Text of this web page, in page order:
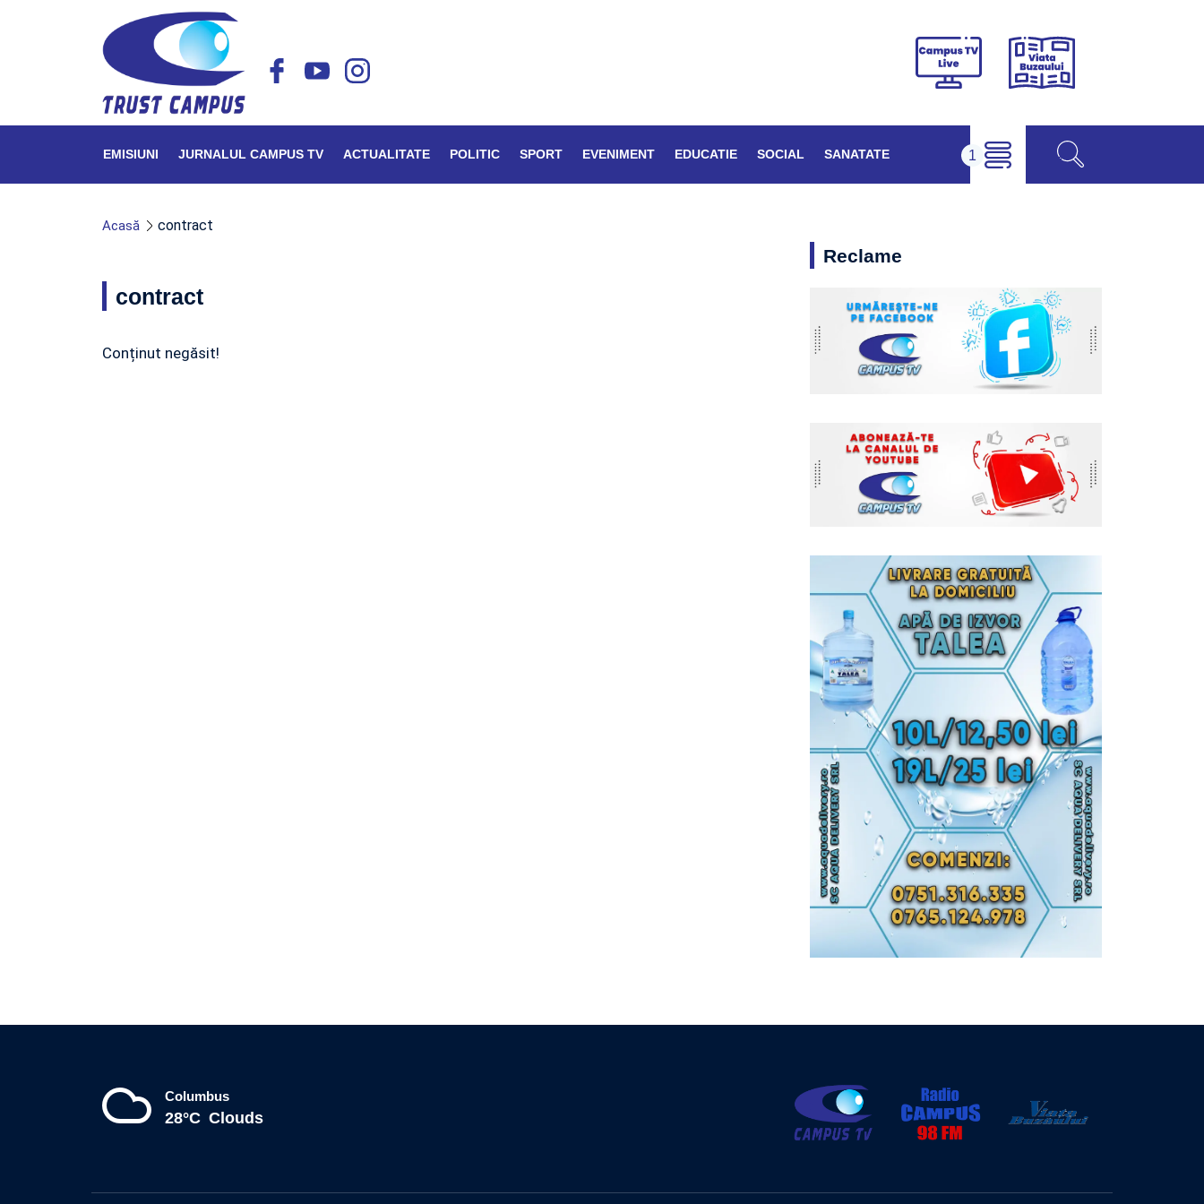
Campus
Viața
EMISIUNI JURNALUL CAMPUS TV ACTUALITATE POLITIC SPORT EVENIMENT EDUCATIE SOCIAL SANATATE
Acasă contract
contract
Conținut negăsit!
Reclame
Columbus
28°C Clouds